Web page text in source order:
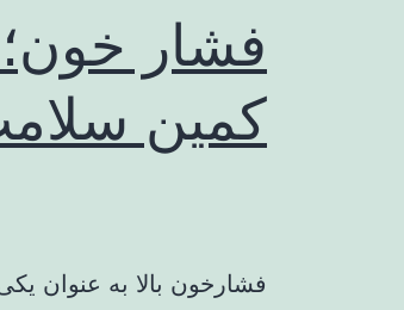
فشار
کمین
فشارخون بالا به عنوان